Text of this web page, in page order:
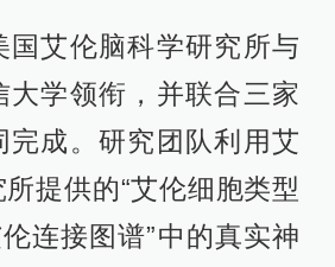
国艾伦脑科学研究所与
大学领衔，并联合三家
完成。研究团队利用艾
提供的“艾伦细胞类型
连接图谱”中的真实神